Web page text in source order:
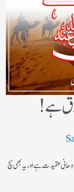
ہے!
عقیدت ہے اور یہ بھی سچ